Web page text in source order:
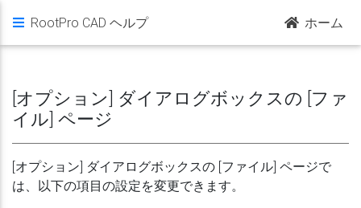
RootPro CAD ヘルプ ホーム
[オプション] ダイアログボックスの [ファ
イル] ページ
[オプション] ダイアログボックスの [ファイル] ページで
は、以下の項目の設定を変更できます。